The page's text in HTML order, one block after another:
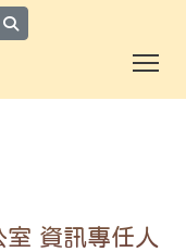
資訊專任人